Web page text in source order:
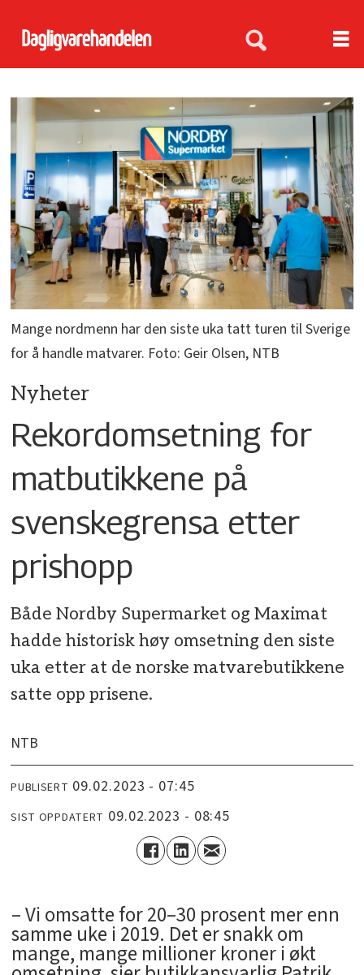
Mange nordmenn har den siste uka tatt turen til Sverige
for å handle matvarer. Foto: Geir Olsen, NTB
Nyheter
Rekordomsetning for
matbutikkene på
svenskegrensa etter
prishopp
Både Nordby Supermarket og Maximat
hadde historisk høy omsetning den siste
uka etter at de norske matvarebutikkene
satte opp prisene.
NTB
PUBLISERT 09.02.2023 - 07:45
SIST OPPDATERT 09.02.2023 - 08:45
­– Vi omsatte for 20–30 prosent mer enn
samme uke i 2019. Det er snakk om
mange, mange millioner kroner i økt